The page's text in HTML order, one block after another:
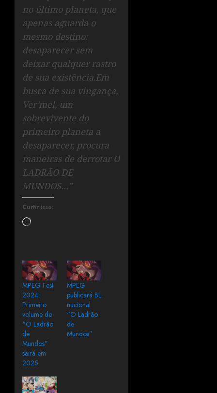
no último planeta, que
apenas aguarda o
mesmo destino:
desaparecer sem
deixar qualquer rastro
de sua existência.Em
busca de sua vingança,
Ver’mel, um
sobrevivente do
primeiro planeta a
desaparecer, procura
maneiras de derrotar O
LADRÃO DE
MUNDOS…”
Curtir isso:
MPEG Fest
2024:
Primeiro
volume de
“O Ladrão
de
Mundos”
sairá em
2025
MPEG
publicará BL
nacional
“O Ladrão
de
Mundos”